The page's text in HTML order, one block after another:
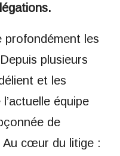
profondément les
plusieurs
et les
équipe
de
Au cœur du litige :